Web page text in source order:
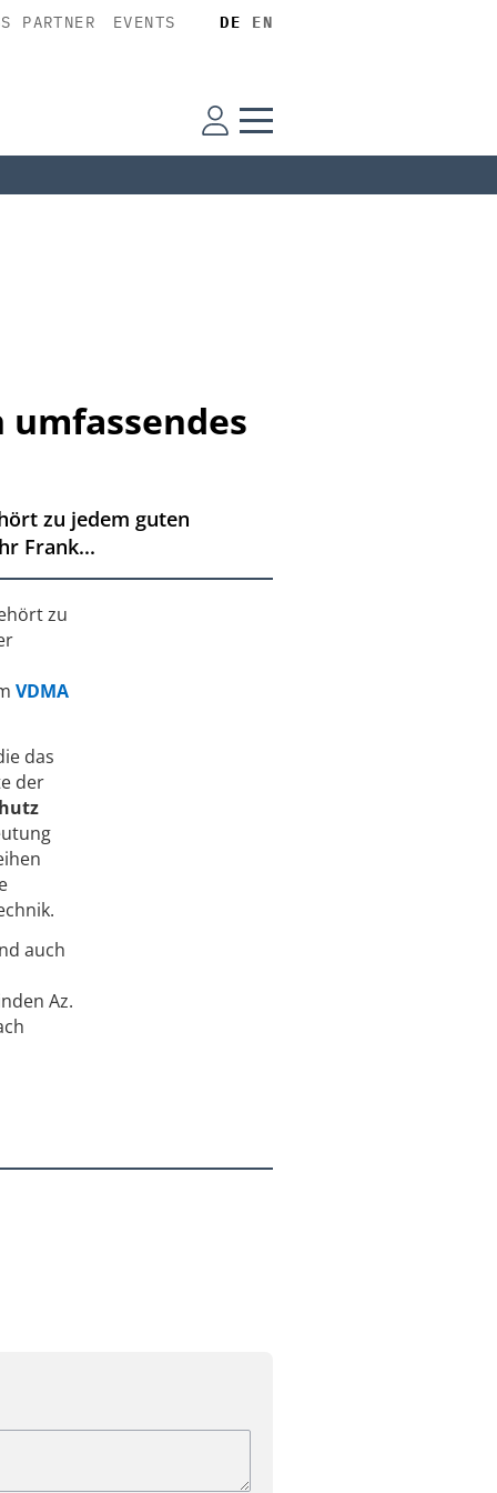
PARTNER EVENTS DE EN
zu jedem guten
Frank...
zu
VDMA
das
der
auch
Az.